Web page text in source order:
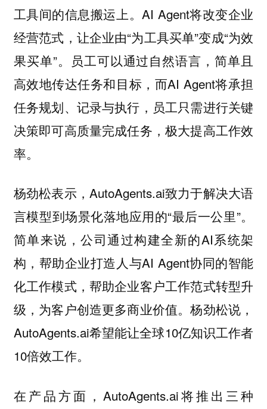
工具间的信息搬运上。AI Agent将改变企业
经营范式，让企业由“为工具买单”变成“为效
果买单”。员工可以通过自然语言，简单且
高效地传达任务和目标，而AI Agent将承担
任务规划、记录与执行，员工只需进行关键
决策即可高质量完成任务，极大提高工作效
率。
杨劲松表示，AutoAgents.ai致力于解决大语
言模型到场景化落地应用的“最后一公里”。
简单来说，公司通过构建全新的AI系统架
构，帮助企业打造人与AI Agent协同的智能
化工作模式，帮助企业客户工作范式转型升
级，为客户创造更多商业价值。杨劲松说，
AutoAgents.ai希望能让全球10亿知识工作者
10倍效工作。
在产品方面，AutoAgents.ai将推出三种